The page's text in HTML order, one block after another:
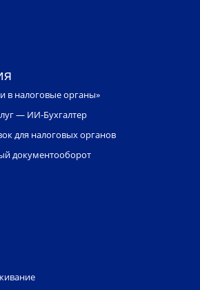
в налоговые органы»
— ИИ-Бухгалтер
для налоговых органов
документооборот